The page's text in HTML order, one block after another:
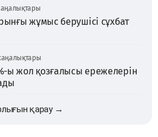
жұмыс берушісі сұхбат
ы жол қозғалысы ережелерін
қарау →